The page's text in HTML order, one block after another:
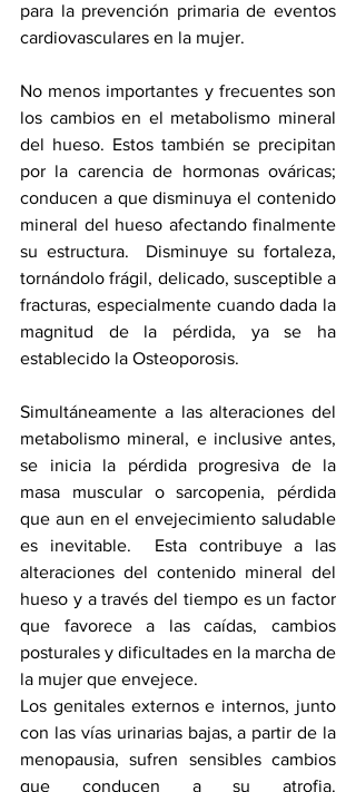
para la prevención primaria de eventos
cardiovasculares en la mujer.
No menos importantes y frecuentes son
los cambios en el metabolismo mineral
del hueso. Estos también se precipitan
por la carencia de hormonas ováricas;
conducen a que disminuya el contenido
mineral del hueso afectando finalmente
su estructura.  Disminuye su fortaleza,
tornándolo frágil, delicado, susceptible a
fracturas, especialmente cuando dada la
magnitud de la pérdida, ya se ha
establecido la Osteoporosis.
Simultáneamente a las alteraciones del
metabolismo mineral, e inclusive antes,
se inicia la pérdida progresiva de la
masa muscular o sarcopenia, pérdida
que aun en el envejecimiento saludable
es inevitable.  Esta contribuye a las
alteraciones del contenido mineral del
hueso y a través del tiempo es un factor
que favorece a las caídas, cambios
posturales y dificultades en la marcha de
la mujer que envejece.
Los genitales externos e internos, junto
con las vías urinarias bajas, a partir de la
menopausia, sufren sensibles cambios
que conducen a su atrofia.